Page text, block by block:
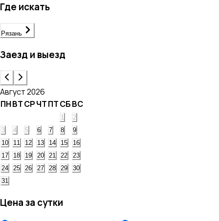
Где искать
Рязань
Заезд и выезд
Август 2026
ПНВТСРЧТПТСБВС
1
2
3
4 5 6 7 8
9
10
11 12 13 14 15
16
17
18 19 20 21 22
23
24
25 26 27 28 29
30
31
Цена за сутки